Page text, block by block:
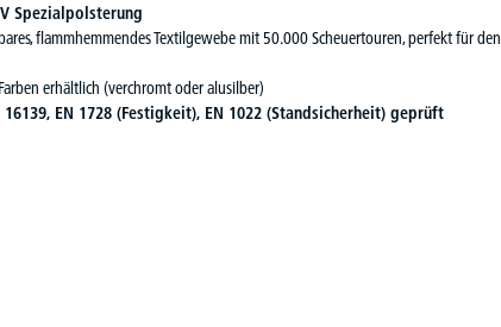
V Spezialpolsterung
flammhemmendes Textilgewebe mit 50.000 Scheuertouren, perfekt für den
erhältlich (verchromt oder alusilber)
EN 1728 (Festigkeit), EN 1022 (Standsicherheit) geprüft